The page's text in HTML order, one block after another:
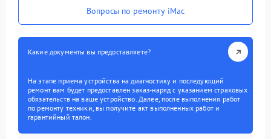
Вопросы по ремонту iMac
Какие документы вы предоставляете?
На этапе приема устройства на диагностику и последующий
ремонт вам будет предоставлен заказ-наряд с указанием страховых
обязательств на ваше устройство. Далее, после выполнения работ
по ремонту техники, вы получите акт выполненных работ и
гарантийный талон.